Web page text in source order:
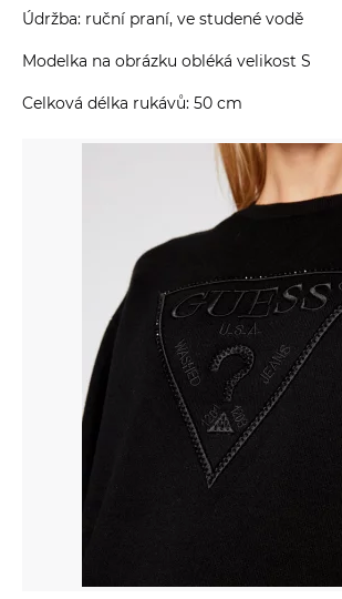
Údržba: ruční praní, ve studené vodě
Modelka na obrázku obléká velikost S
Celková délka rukávů: 50 cm